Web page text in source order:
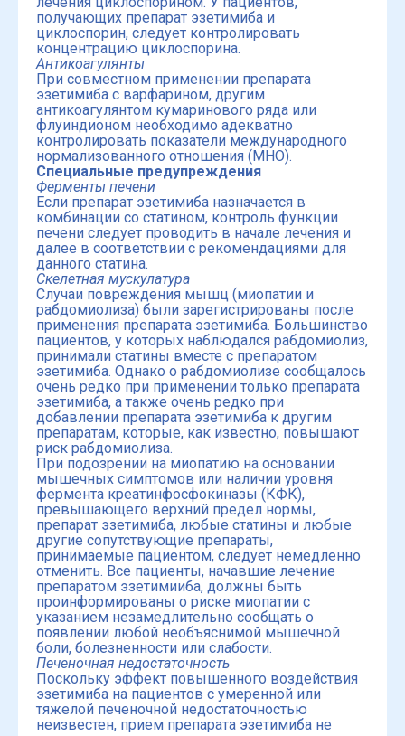
получающих препарат эзетимиба и
циклоспорин, следует контролировать
концентрацию циклоспорина.
Антикоагулянты
При совместном применении препарата
эзетимиба с варфарином, другим
антикоагулянтом кумаринового ряда или
флуиндионом необходимо адекватно
контролировать показатели международного
нормализованного отношения (МНО).
Специальные предупреждения
Ферменты печени
Если препарат эзетимиба назначается в
комбинации со статином, контроль функции
печени следует проводить в начале лечения и
далее в соответствии с рекомендациями для
данного статина.
Скелетная мускулатура
Случаи повреждения мышц (миопатии и
рабдомиолиза) были зарегистрированы после
применения препарата эзетимиба. Большинство
пациентов, у которых наблюдался рабдомиолиз,
принимали статины вместе с препаратом
эзетимиба. Однако о рабдомиолизе сообщалось
очень редко при применении только препарата
эзетимиба, а также очень редко при
добавлении препарата эзетимиба к другим
препаратам, которые, как известно, повышают
риск рабдомиолиза.
При подозрении на миопатию на основании
мышечных симптомов или наличии уровня
фермента креатинфосфокиназы (КФК),
превышающего верхний предел нормы,
препарат эзетимиба, любые статины и любые
другие сопутствующие препараты,
принимаемые пациентом, следует немедленно
отменить. Все пациенты, начавшие лечение
препаратом эзетимииба, должны быть
проинформированы о риске миопатии с
указанием незамедлительно сообщать о
появлении любой необъяснимой мышечной
боли, болезненности или слабости.
Печеночная недостаточность
Поскольку эффект повышенного воздействия
эзетимиба на пациентов с умеренной или
тяжелой печеночной недостаточностью
неизвестен, прием препарата эзетимиба не